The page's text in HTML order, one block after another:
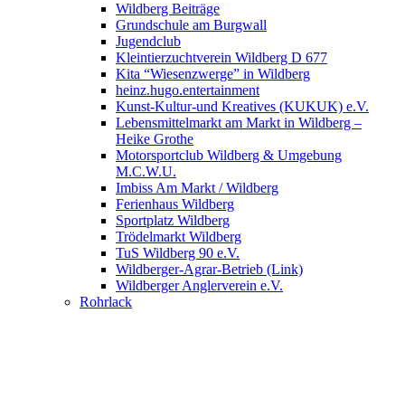
Wildberg Beiträge
Grundschule am Burgwall
Jugendclub
Kleintierzuchtverein Wildberg D 677
Kita “Wiesenzwerge” in Wildberg
heinz.hugo.entertainment
Kunst-Kultur-und Kreatives (KUKUK) e.V.
Lebensmittelmarkt am Markt in Wildberg –
Heike Grothe
Motorsportclub Wildberg & Umgebung
M.C.W.U.
Imbiss Am Markt / Wildberg
Ferienhaus Wildberg
Sportplatz Wildberg
Trödelmarkt Wildberg
TuS Wildberg 90 e.V.
Wildberger-Agrar-Betrieb (Link)
Wildberger Anglerverein e.V.
Rohrlack